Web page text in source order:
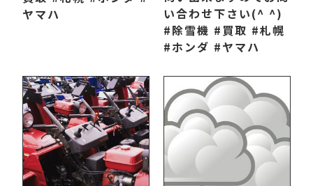
ヤマハ
い合わせ下さい(^ ^)
#除雪機 #買取 #札幌
#ホンダ #ヤマハ